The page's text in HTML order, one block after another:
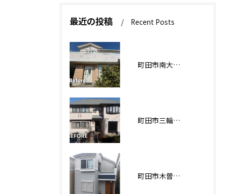
最近の投稿 Recent Posts
町田市南大谷О様邸 外壁塗装工事
町田市三輪緑山Ｋ様邸 外壁・屋根塗装工事
町田市木曽西Ｉ様邸 外壁塗装工事